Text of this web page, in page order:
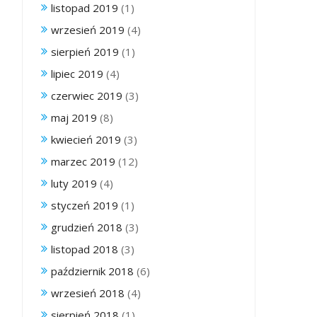
listopad 2019 (1)
wrzesień 2019 (4)
sierpień 2019 (1)
lipiec 2019 (4)
czerwiec 2019 (3)
maj 2019 (8)
kwiecień 2019 (3)
marzec 2019 (12)
luty 2019 (4)
styczeń 2019 (1)
grudzień 2018 (3)
listopad 2018 (3)
październik 2018 (6)
wrzesień 2018 (4)